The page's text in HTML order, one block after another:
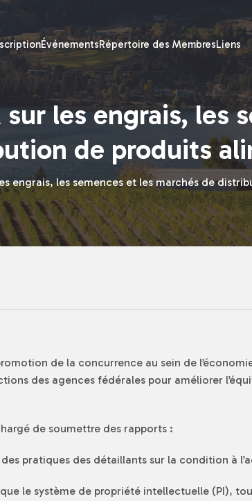
ÉvénementsRépertoire des MembresLiens
les engrais, les
de produits
engrais, les semences et les marchés de
de la concurrence au sein de
des agences fédérales pour améliorer
de soumettre des rapports :
pratiques des détaillants sur la condition à
le système de propriété intellectuelle (PI),